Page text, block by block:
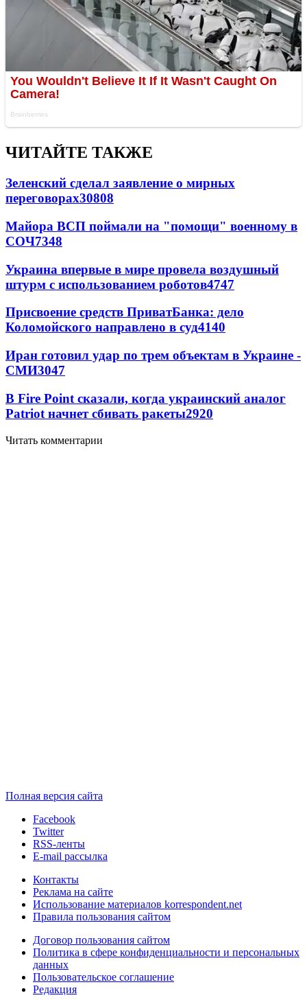
ЧИТАЙТЕ ТАКЖЕ
Зеленский сделал заявление о мирных
переговорах30808
Майора ВСП поймали на "помощи" военному в
СОЧ7348
Украина впервые в мире провела воздушный
штурм с использованием роботов4747
Присвоение средств ПриватБанка: дело
Коломойского направлено в суд4140
Иран готовил удар по трем объектам в Украине -
СМИ3047
В Fire Point сказали, когда украинский аналог
Patriot начнет сбивать ракеты2920
Читать комментарии
Полная версия сайта
Facebook
Twitter
RSS-ленты
E-mail рассылка
Контакты
Реклама на сайте
Использование материалов korrespondent.net
Правила пользования сайтом
Договор пользования сайтом
Политика в сфере конфиденциальности и персональных
данных
Пользовательское соглашение
Редакция